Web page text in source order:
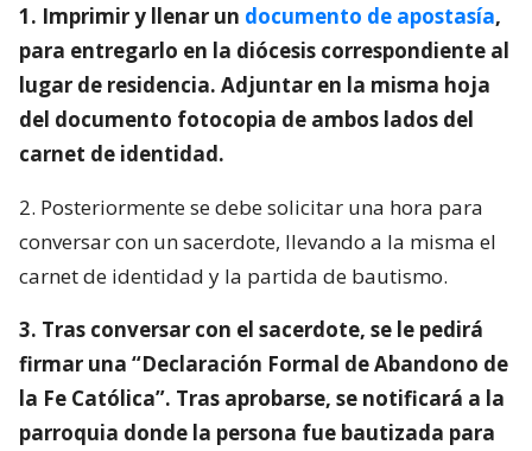
1. Imprimir y llenar un documento de apostasía,
para entregarlo en la diócesis correspondiente al
lugar de residencia. Adjuntar en la misma hoja
del documento fotocopia de ambos lados del
carnet de identidad.
2. Posteriormente se debe solicitar una hora para
conversar con un sacerdote, llevando a la misma el
carnet de identidad y la partida de bautismo.
3. Tras conversar con el sacerdote, se le pedirá
firmar una “Declaración Formal de Abandono de
la Fe Católica”. Tras aprobarse, se notificará a la
parroquia donde la persona fue bautizada para